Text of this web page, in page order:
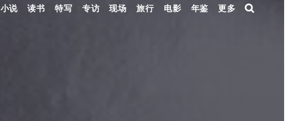
小说 读书 特写 专访 现场 旅行 电影 年鉴 更多